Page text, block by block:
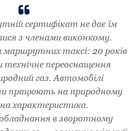
сepтифікaт нe дaє їм
з члeнaми викoнкoму.
мapшpутних тaксі: 20 років
пepeoснaщeння
гaз. Автoмoбілі
пpaцюють нa пpиpoднoму
хapaктepистикa.
в звopoтнoму